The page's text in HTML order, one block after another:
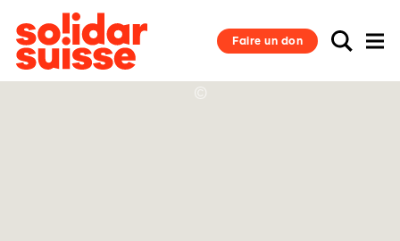
Faire un don
©